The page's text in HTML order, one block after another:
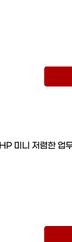
HP 미니 저렴한